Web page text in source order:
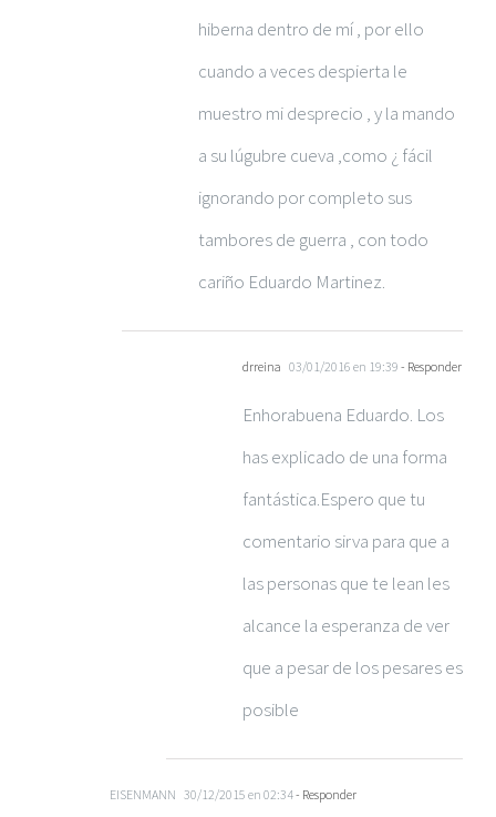
hiberna dentro de mí , por ello
cuando a veces despierta le
muestro mi desprecio , y la mando
a su lúgubre cueva ,como ¿ fácil
ignorando por completo sus
tambores de guerra , con todo
cariño Eduardo Martinez.
drreina 03/01/2016 en 19:39 - Responder
Enhorabuena Eduardo. Los
has explicado de una forma
fantástica.Espero que tu
comentario sirva para que a
las personas que te lean les
alcance la esperanza de ver
que a pesar de los pesares es
posible
EISENMANN 30/12/2015 en 02:34- Responder